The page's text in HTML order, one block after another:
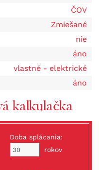
ČOV
Zmiešané
nie
áno
vlastné - elektrické
áno
kalkulačka
Doba splácania:
rokov